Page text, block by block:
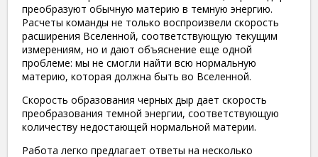
преобразуют обычную материю в темную энергию.
Расчеты команды не только воспроизвели скорость
расширения Вселенной, соответствующую текущим
измерениям, но и дают объяснение еще одной
проблеме: мы не смогли найти всю нормальную
материю, которая должна быть во Вселенной.
Скорость образования черных дыр дает скорость
преобразования темной энергии, соответствующую
количеству недостающей нормальной материи.
Работа легко предлагает ответы на несколько